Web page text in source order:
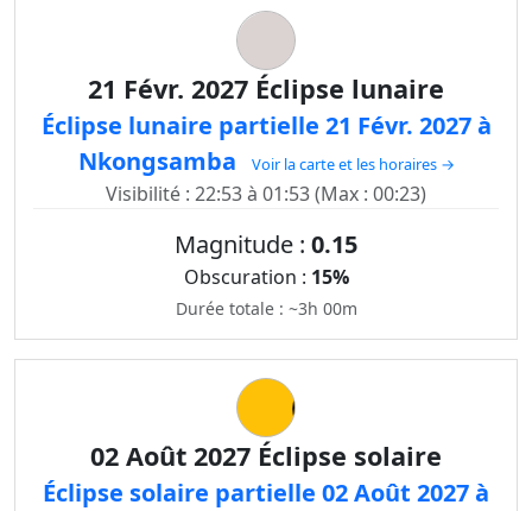
21 Févr. 2027 Éclipse lunaire
Éclipse lunaire partielle 21 Févr. 2027 à
Nkongsamba
Voir la carte et les horaires →
Visibilité : 22:53 à 01:53 (Max : 00:23)
Magnitude : 0.15
Obscuration : 15%
Durée totale : ~3h 00m
02 Août 2027 Éclipse solaire
Éclipse solaire partielle 02 Août 2027 à